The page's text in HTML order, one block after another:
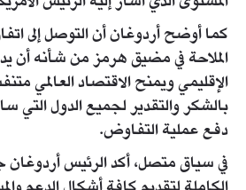
كما أوضح أردوغان أن التوصل إلى
الملاحة في مضيق هرمز من شأنه أن
الإقليمي ويمنح الاقتصاد العالمي
بالشكر والتقدير لجميع الدول التي
دفع عملية التفاوض.
في سياق متصل، أكد الرئيس أردوغان